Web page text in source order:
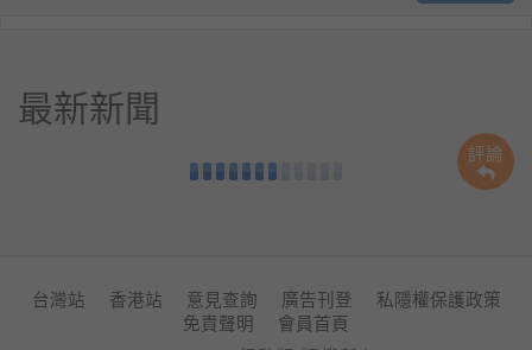
評論
最新新聞
台灣站 香港站 意見查詢 廣告刊登
私隱權保護政策
免責聲明
會員首頁